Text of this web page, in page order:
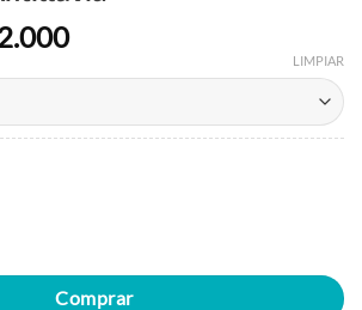
Rango
desde
$27.000
LIMPIAR
con Capucha para Perros pequeños –
Comprar